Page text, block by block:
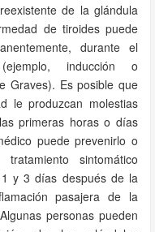
de la glándula
de tiroides puede
durante el
inducción o
Graves). Es posible que
le produzcan molestias
primeras horas o días
puede prevenirlo o
sintomático
y 3 días después de la
pasajera de la
personas pueden